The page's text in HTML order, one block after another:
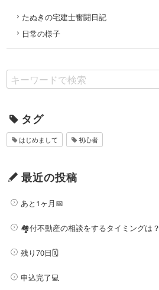
たぬきの宅建士奮闘日記
日常の様子
タグ
はじめまして 初心者
最近の投稿
あと1ヶ月📅
🏘️付不動産の相談をするタイミングは？
残り70日🗓️
申込完了💻